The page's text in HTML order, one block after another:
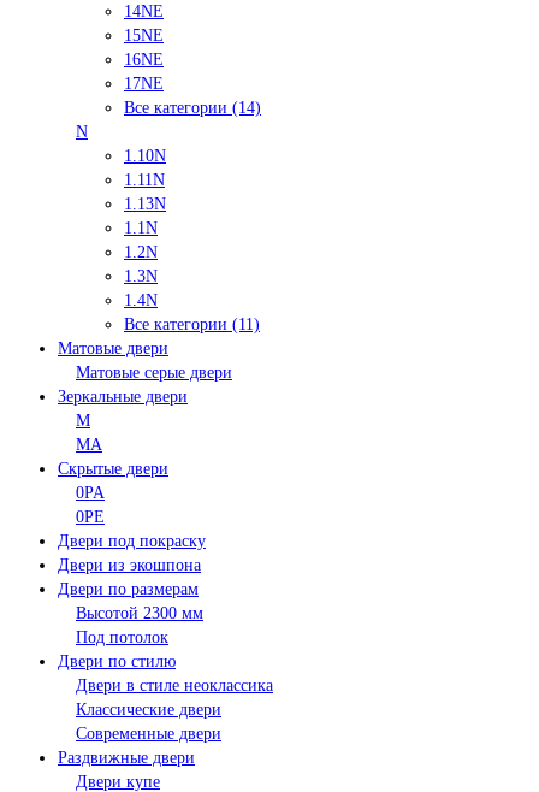
14NE
15NE
16NE
17NE
Все категории (14)
N
1.10N
1.11N
1.13N
1.1N
1.2N
1.3N
1.4N
Все категории (11)
Матовые двери
Матовые серые двери
Зеркальные двери
M
MA
Скрытые двери
0PA
0PE
Двери под покраску
Двери из экошпона
Двери по размерам
Высотой 2300 мм
Под потолок
Двери по стилю
Двери в стиле неоклассика
Классические двери
Современные двери
Раздвижные двери
Двери купе